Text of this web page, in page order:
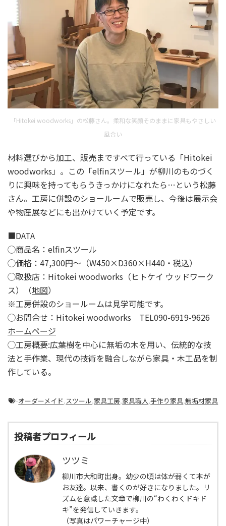
「Hitokei woodworks」の松藤さん。柔和な笑顔そのままに家具もやさしい
風合い
材料選びから加工、販売まですべて行っている「Hitokei
woodworks」。この「elfinスツール」が柳川のものづく
りに興味を持ってもらうきっかけになれたら…という松藤
さん。工房に併設のショールームで販売し、今後は展示会
や物産展などにも出かけていく予定です。
■DATA
◯商品名：elfinスツール
◯価格：47,300円～（W450×D360×H440・税込）
◯取扱店：Hitokei woodworks（ヒトケイ ウッドワーク
ス）（地図）
※工房併設のショールームは見学可能です。
◯お問合せ：Hitokei woodworks TEL090-6919-9626
ホームページ
◯工房概要:広葉樹を中心に無垢の木を用い、伝統的な技
法と手作業、現代の技術を融合しながら家具・木工品を制
作している。
-オーダーメイド,スツール,家具工房,家具職人,手作り家具,無垢材家具
投稿者プロフィール
ツツミ
柳川市大和町出身。幼少の頃は体が弱くて本が
お友達。以来、書くのが好きになりました。リ
ズムを意識した文章で柳川の“わくわくドキド
キ”を発信していきます。
（写真はパワーチャージ中）